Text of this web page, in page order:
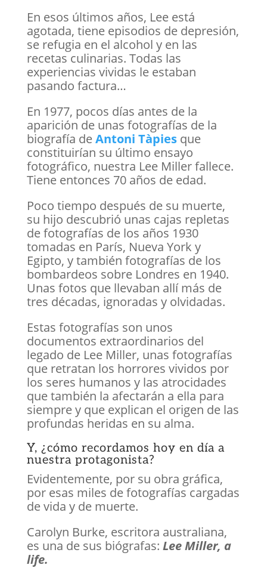
En esos últimos años, Lee está
agotada, tiene episodios de depresión,
se refugia en el alcohol y en las
recetas culinarias. Todas las
experiencias vividas le estaban
pasando factura…
En 1977, pocos días antes de la
aparición de unas fotografías de la
biografía deAntoni Tàpiesque
constituirían su último ensayo
fotográfico, nuestra Lee Miller fallece.
Tiene entonces 70 años de edad.
Poco tiempo después de su muerte,
su hijo descubrió unas cajas repletas
de fotografías de los años 1930
tomadas en París, Nueva York y
Egipto, y también fotografías de los
bombardeos sobre Londres en 1940.
Unas fotos que llevaban allí más de
tres décadas, ignoradas y olvidadas.
Estas fotografías son unos
documentos extraordinarios del
legado de Lee Miller, unas fotografías
que retratan los horrores vividos por
los seres humanos y las atrocidades
que también la afectarán a ella para
siempre y que explican el origen de las
profundas heridas en su alma.
Y, ¿cómo recordamos hoy en día a
nuestra protagonista?
Evidentemente, por su obra gráfica,
por esas miles de fotografías cargadas
de vida y de muerte.
Carolyn Burke, escritora australiana,
es una de sus biógrafas: Lee Miller, a
life.